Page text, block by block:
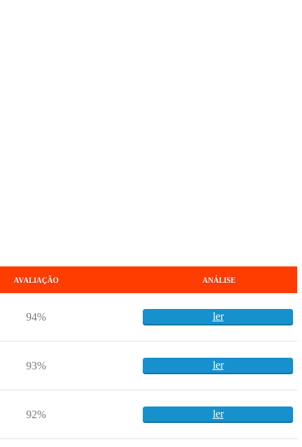
AVALIAÇÃO ANÁLISE
94% ler
93% ler
92% ler